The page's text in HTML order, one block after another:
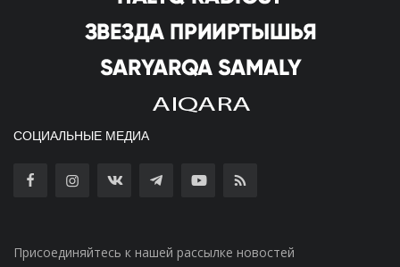
СОЦИАЛЬНЫЕ МЕДИА
Присоединяйтесь к нашей рассылке новостей